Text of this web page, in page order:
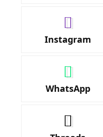
Instagram
WhatsApp